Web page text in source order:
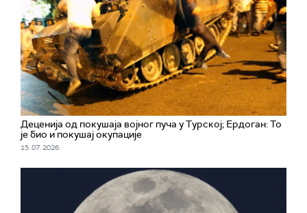
Деценија од покушаја војног пуча у Турској; Ердоган: То
је био и покушај окупације
15. 07. 2026.